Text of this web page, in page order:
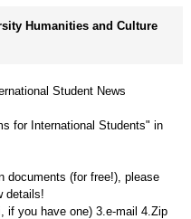
Humanities and Culture
Student News
for International Students" in
documents (for free!), please
details!
if you have one) 3.e-mail 4.Zip